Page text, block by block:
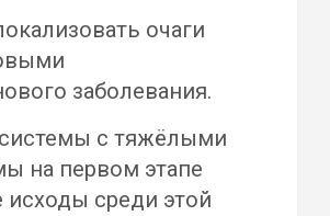
очаги
заболевания.
с тяжёлыми
на первом этапе
исходы среди этой